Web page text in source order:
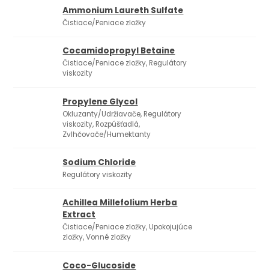
Ammonium Laureth Sulfate
Čistiace/Peniace zložky
Cocamidopropyl Betaine
Čistiace/Peniace zložky, Regulátory
viskozity
Propylene Glycol
Okluzanty/Udržiavače, Regulátory
viskozity, Rozpúšťadlá,
Zvlhčovače/Humektanty
Sodium Chloride
Regulátory viskozity
Achillea Millefolium Herba
Extract
Čistiace/Peniace zložky, Upokojujúce
zložky, Vonné zložky
Coco-Glucoside